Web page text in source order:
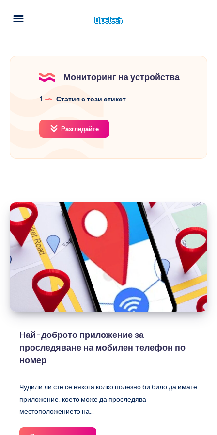
Мониторинг на устройства
1 Статия с този етикет
Разгледайте
Най-доброто приложение за
проследяване на мобилен телефон по
номер
Чудили ли сте се някога колко полезно би било да имате
приложение, което може да проследява
местоположението на...